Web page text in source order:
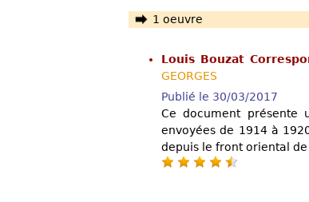
1 oeuvre
Louis Bouzat
GEORGES
Publié le 30/03/2017
Ce document présente
envoyées de 1914 à
depuis le front oriental